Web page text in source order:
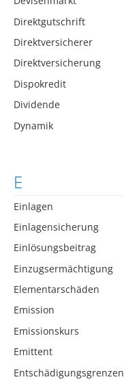
Direktgutschrift
Direktversicherer
Direktversicherung
Dispokredit
Dividende
Dynamik
E
Einlagen
Einlagensicherung
Einlösungsbeitrag
Einzugsermächtigung
Elementarschäden
Emission
Emissionskurs
Emittent
Entschädigungsgrenzen